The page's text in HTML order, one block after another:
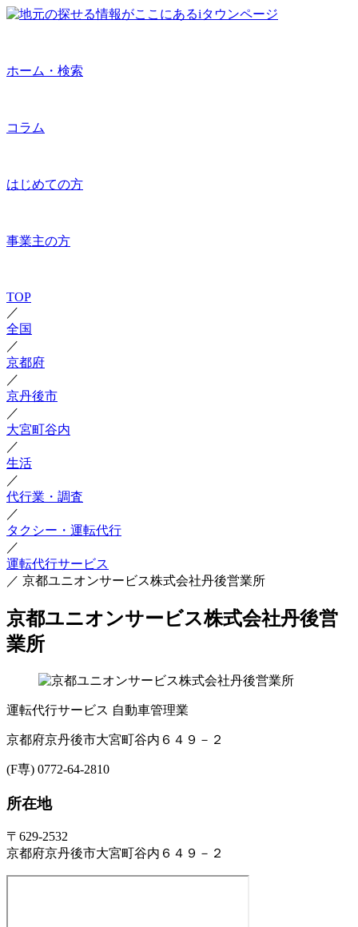
ホーム・検索
コラム
はじめての方
事業主の方
TOP
／
全国
／
京都府
／
京丹後市
／
大宮町谷内
／
生活
／
代行業・調査
／
タクシー・運転代行
／
運転代行サービス
／ 京都ユニオンサービス株式会社丹後営業所
京都ユニオンサービス株式会社丹後営
業所
運転代行サービス 自動車管理業
京都府京丹後市大宮町谷内６４９－２
(F専) 0772-64-2810
所在地
〒629-2532
京都府京丹後市大宮町谷内６４９－２